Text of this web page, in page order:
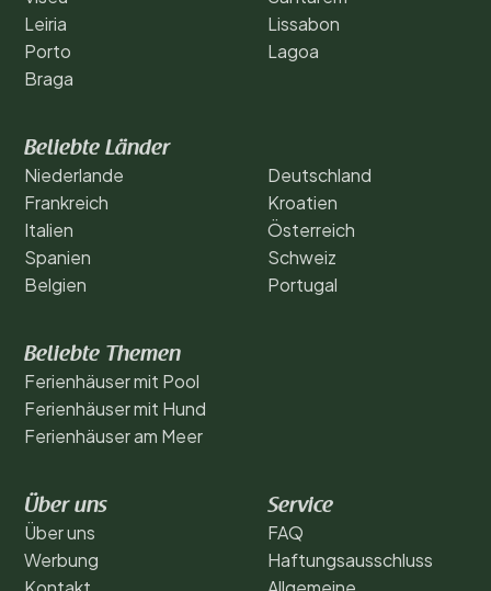
Leiria
Porto
Braga
Lissabon
Lagoa
Beliebte Länder
Niederlande
Frankreich
Italien
Spanien
Belgien
Deutschland
Kroatien
Österreich
Schweiz
Portugal
Beliebte Themen
Ferienhäuser mit Pool
Ferienhäuser mit Hund
Ferienhäuser am Meer
Über uns
Über uns
Werbung
Service
FAQ
Haftungsausschluss